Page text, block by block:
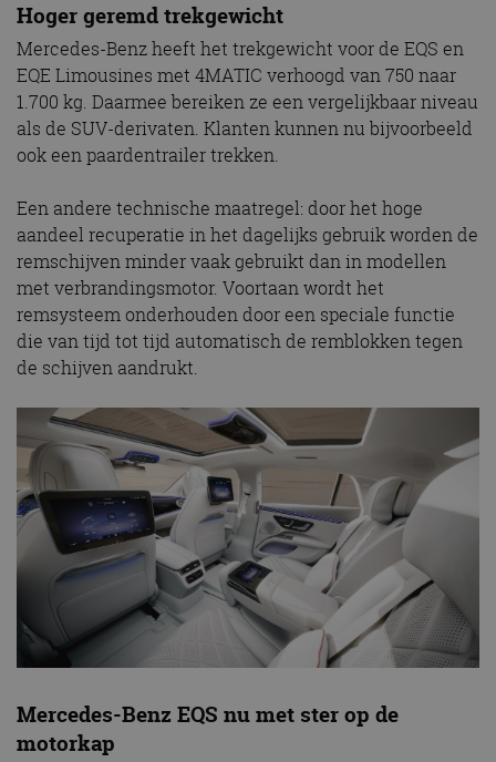
Hoger geremd trekgewicht
Mercedes-Benz heeft het trekgewicht voor de EQS en
EQE Limousines met 4MATIC verhoogd van 750 naar
1.700 kg. Daarmee bereiken ze een vergelijkbaar niveau
als de SUV-derivaten. Klanten kunnen nu bijvoorbeeld
ook een paardentrailer trekken.
Een andere technische maatregel: door het hoge
aandeel recuperatie in het dagelijks gebruik worden de
remschijven minder vaak gebruikt dan in modellen
met verbrandingsmotor. Voortaan wordt het
remsysteem onderhouden door een speciale functie
die van tijd tot tijd automatisch de remblokken tegen
de schijven aandrukt.
Mercedes-Benz EQS nu met ster op de
motorkap